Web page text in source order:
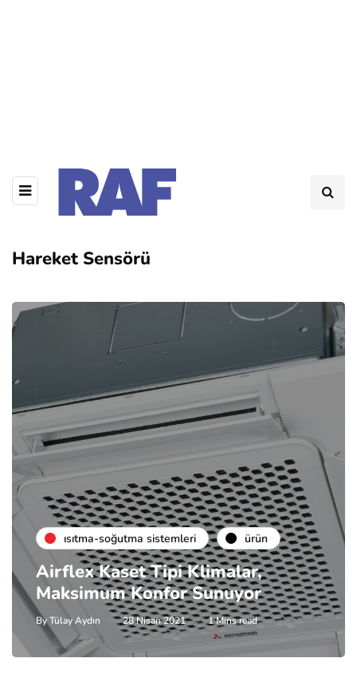
Hareket Sensörü
isıtma-soğutma sistemleri ürün
Airflex Kaset Tipi Klimalar,
Maksimum Konfor Sunuyor
ByTülay Aydın 28 Nisan 2021 1 Mins read